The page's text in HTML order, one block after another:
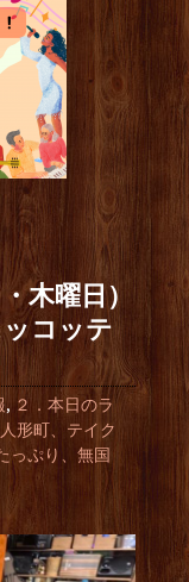
木曜日）
コッテ
, ２．本日のラ
形町、テイク
っぷり、無国